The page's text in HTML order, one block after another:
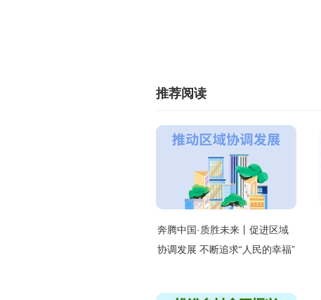
推荐阅读
奔腾中国·质胜未来丨促进区域
协调发展 不断追求“人民的幸福”